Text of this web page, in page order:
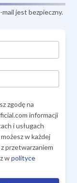
jest bezpieczny.
zgodę na
informacji
i usługach
w każdej
przetwarzaniem
wpolityce